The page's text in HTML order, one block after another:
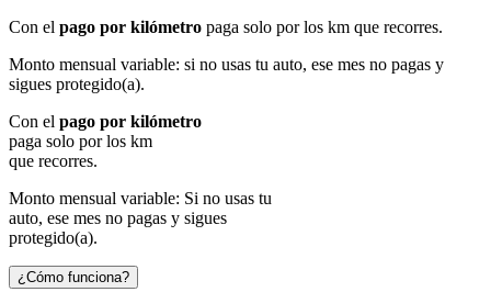
Con el pago por kilómetro paga solo por los km que recorres.
Monto mensual variable: si no usas tu auto, ese mes no pagas y
sigues protegido(a).
Con el pago por kilómetro
paga solo por los km
que recorres.
Monto mensual variable: Si no usas tu
auto, ese mes no pagas y sigues
protegido(a).
¿Cómo funciona?